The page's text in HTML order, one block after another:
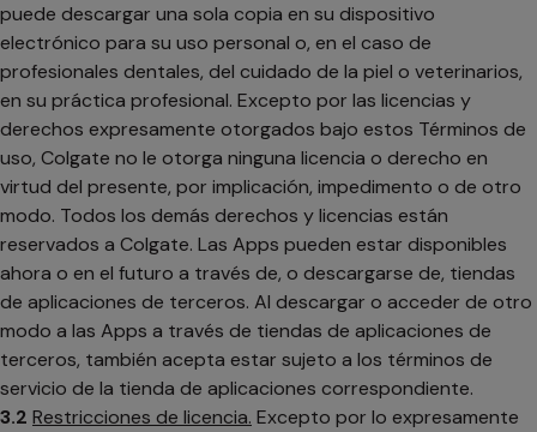
puede descargar una sola copia en su dispositivo
electrónico para su uso personal o, en el caso de
profesionales dentales, del cuidado de la piel o veterinarios,
en su práctica profesional. Excepto por las licencias y
derechos expresamente otorgados bajo estos Términos de
uso, Colgate no le otorga ninguna licencia o derecho en
virtud del presente, por implicación, impedimento o de otro
modo. Todos los demás derechos y licencias están
reservados a Colgate. Las Apps pueden estar disponibles
ahora o en el futuro a través de, o descargarse de, tiendas
de aplicaciones de terceros. Al descargar o acceder de otro
modo a las Apps a través de tiendas de aplicaciones de
terceros, también acepta estar sujeto a los términos de
servicio de la tienda de aplicaciones correspondiente.
3.2 Restricciones de licencia. Excepto por lo expresamente